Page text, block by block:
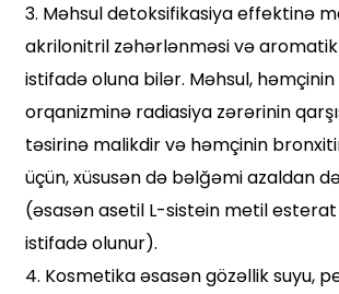
3. Məhsul detoksifikasiya effektinə
akrilonitril zəhərlənməsi və aromatik
istifadə oluna bilər. Məhsul, həmçinin
orqanizminə radiasiya zərərinin
təsirinə malikdir və həmçinin
üçün, xüsusən də bəlğəmi azaldan
(əsasən asetil L-sistein metil
istifadə olunur).
4. Kosmetika əsasən gözəllik suyu,